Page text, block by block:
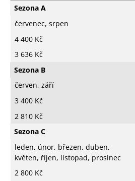
Sezona A
červenec, srpen
4 400 Kč
3 636 Kč
Sezona B
červen, září
3 400 Kč
2 810 Kč
Sezona C
leden, únor, březen, duben,
květen, říjen, listopad, prosinec
2 800 Kč